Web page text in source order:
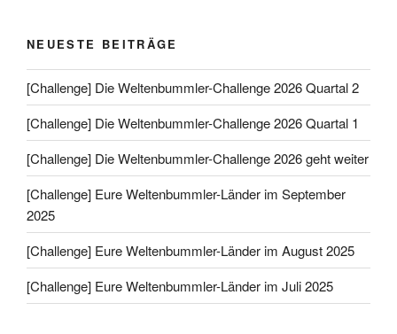
NEUESTE BEITRÄGE
[Challenge] Die Weltenbummler-Challenge 2026 Quartal 2
[Challenge] Die Weltenbummler-Challenge 2026 Quartal 1
[Challenge] Die Weltenbummler-Challenge 2026 geht weiter
[Challenge] Eure Weltenbummler-Länder im September
2025
[Challenge] Eure Weltenbummler-Länder im August 2025
[Challenge] Eure Weltenbummler-Länder im Juli 2025